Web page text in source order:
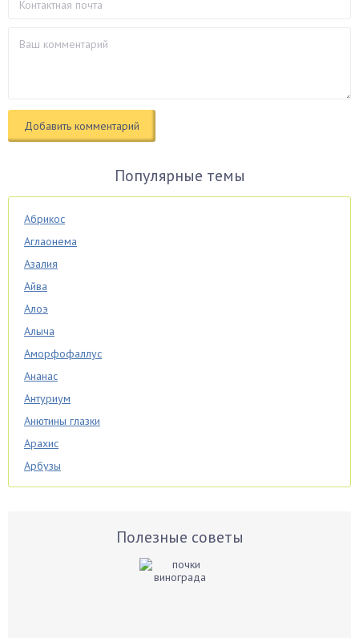
Популярные темы
Абрикос
Аглаонема
Азалия
Айва
Алоэ
Алыча
Аморфофаллус
Ананас
Антуриум
Анютины глазки
Арахис
Арбузы
Аспарагус
Полезные советы